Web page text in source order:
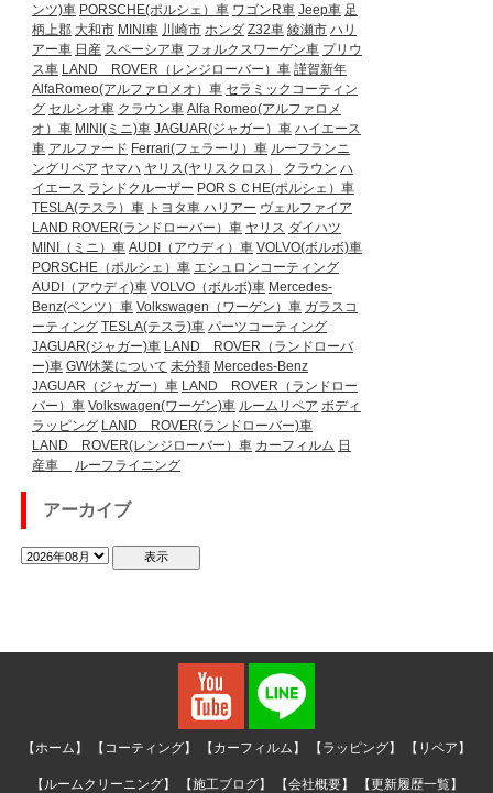
ンツ)車 PORSCHE(ポルシェ）車 ワゴンR車 Jeep車 足
柄上郡 大和市 MINI車 川崎市 ホンダ Z32車 綾瀬市 ハリ
アー車 日産 スペーシア車 フォルクスワーゲン車 プリウ
ス車 LAND ROVER（レンジローバー）車 謹賀新年
AlfaRomeo(アルファロメオ）車 セラミックコーティン
グ セルシオ車 クラウン車 Alfa Romeo(アルファロメ
オ）車 MINI(ミニ)車 JAGUAR(ジャガー）車 ハイエース
車 アルファード Ferrari(フェラーリ）車 ルーフランニ
ングリペア ヤマハ ヤリス(ヤリスクロス） クラウン ハ
イエース ランドクルーザー PORＳＣHE(ポルシェ）車
TESLA(テスラ）車 トヨタ車 ハリアー ヴェルファイア
LAND ROVER(ランドローバー）車 ヤリス ダイハツ
MINI（ミニ）車 AUDI（アウディ）車 VOLVO(ボルボ)車
PORSCHE（ポルシェ）車 エシュロンコーティング
AUDI（アウディ)車 VOLVO（ボルボ)車 Mercedes-
Benz(ベンツ）車 Volkswagen（ワーゲン）車 ガラスコ
ーティング TESLA(テスラ)車 パーツコーティング
JAGUAR(ジャガー)車 LAND ROVER（ランドローバ
ー)車 GW休業について 未分類 Mercedes-Benz
JAGUAR（ジャガー）車 LAND ROVER（ランドロー
バー）車 Volkswagen(ワーゲン)車 ルームリペア ボディ
ラッピング LAND ROVER(ランドローバー)車
LAND ROVER(レンジローバー）車 カーフィルム 日
産車
ルーフライニング
アーカイブ
【ホーム】 【コーティング】 【カーフィルム】 【ラッピング】 【リペア】
【ルームクリーニング】 【施工ブログ】 【会社概要】 【更新履歴一覧】